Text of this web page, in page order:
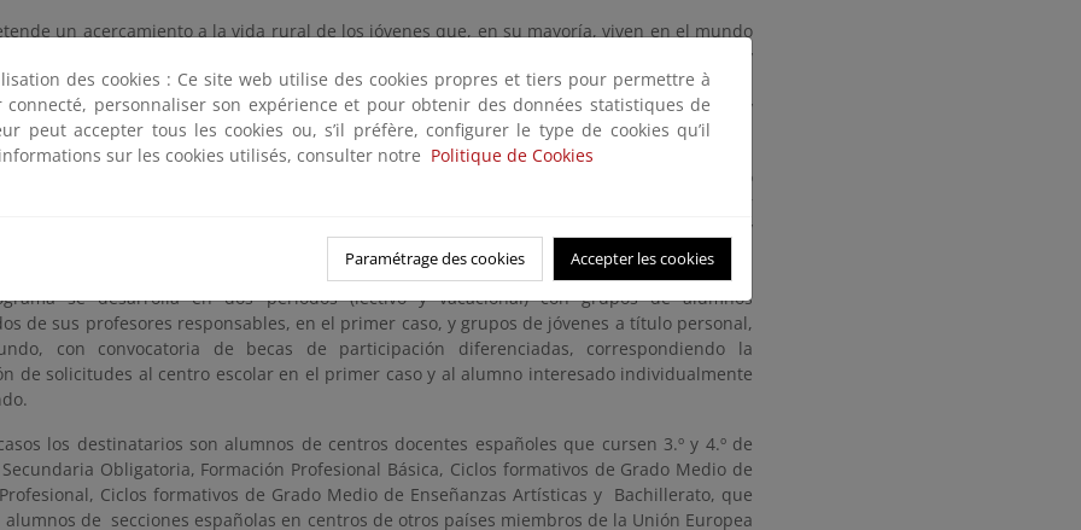
un acercamiento a la vida rural de los jóvenes que, en su mayoría, viven en el mundo
el trabajo en distintos ámbitos: medioambiental, salud, animación y convivencia y
cultural y mantenimiento de los pueblos, incidiendo de forma especial en la educación
el reconocimiento del importante papel que juega el medio ambiente en la vida y
las personas y la sociedad.
refiere al desarrollo temporal del programa, aunque no ha sido totalmente uniforme a lo
el convenio vigente establece que “La participación en el PRUEPA tendrá lugar
durante un máximo de 21 semanas durante el periodo lectivo (primavera y otoño) y
se desarrolla en dos periodos (lectivo y vacacional) con grupos de alumnos
de sus profesores responsables, en el primer caso, y grupos de jóvenes a título personal,
con convocatoria de becas de participación diferenciadas, correspondiendo la
de solicitudes al centro escolar en el primer caso y al alumno interesado individualmente
los destinatarios son alumnos de centros docentes españoles que cursen 3.º y 4.º de
Obligatoria, Formación Profesional Básica, Ciclos formativos de Grado Medio de
Ciclos formativos de Grado Medio de Enseñanzas Artísticas y Bachillerato, que
alumnos de secciones españolas en centros de otros países miembros de la Unión Europea
des cookies : Ce site web utilise des cookies propres et tiers pour permettre à
connecté, personnaliser son expérience et pour obtenir des données statistiques de
peut accepter tous les cookies ou, s’il préfère, configurer le type de cookies qu’il
sur les cookies utilisés, consulter notre Politique de Cookies
Paramétrage des cookies Accepter les cookies